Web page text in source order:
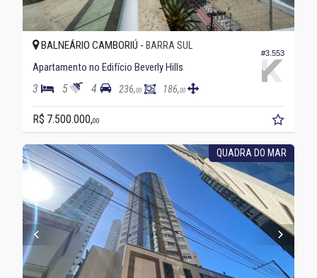
#3.553
BALNEÁRIO CAMBORIÚ - BARRA SUL
Apartamento no Edifício Beverly Hills
3 5 4 236,00 186,00
R$ 7.500.000,00
QUADRA DO MAR